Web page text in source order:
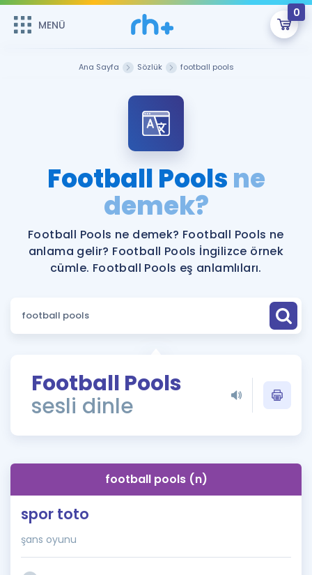
MENÜ
0
Şifremi Hatırlamıyorum
Sepetin Şu An Boş.
Remzi Hoca ile seni sınava hazırlayacak onlarca eğitim seni
bekliyor!
MENÜ
Katılımcı Görüşleri
Faydalı Araçlar
Ücretsiz Kaynaklar
Puan Hesaplama
ÖSYM Sınav Takvimi
Kampanyalar
İngilizce Gramer
İngilizce Gramer
Ana Sayfa Sözlük football pools
Football Poolsne
demek?
Football Pools ne demek? Football Pools ne
anlama gelir? Football Pools İngilizce örnek
cümle. Football Pools eş anlamlıları.
Football Pools
sesli dinle
football pools (n)
spor toto
şans oyunu